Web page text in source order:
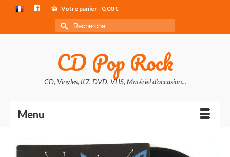
Votre panier - 0,00€
Rechercher :
CD Pop Rock
CD, Vinyles, K7, DVD, VHS, Matériel d'occasion...
Menu